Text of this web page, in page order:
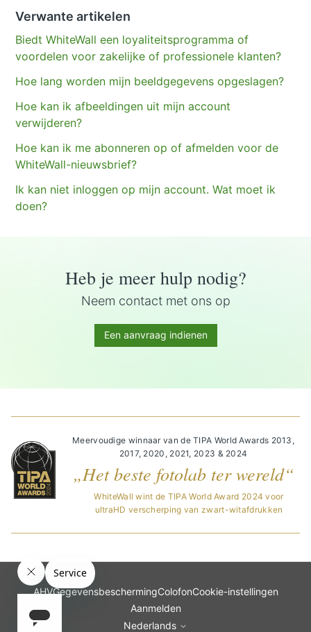
Verwante artikelen
Biedt WhiteWall een loyaliteitsprogramma of
voordelen voor zakelijke of professionele klanten?
Hoe lang worden mijn beeldgegevens opgeslagen?
Hoe kan ik afbeeldingen uit mijn account
verwijderen?
Hoe kan ik me abonneren op of afmelden voor de
WhiteWall-nieuwsbrief?
Ik kan niet inloggen op mijn account. Wat moet ik
doen?
Heb je meer hulp nodig?
Neem contact met ons op
Een aanvraag indienen
Meervoudige winnaar van de TIPA World Awards 2013,
2017, 2020, 2021, 2023 & 2024
„Het beste fotolab ter wereld“
WhiteWall wint de TIPA World Award 2024 voor
ultraHD verscherping van zwart-witafdrukken
AHVGegevensbeschermingColofonCookie-instellingen
Aanmelden
Nederlands